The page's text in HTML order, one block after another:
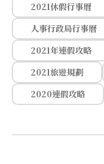
2021休假行事曆
人事行政局行事曆
2021年連假攻略
2021旅遊規劃
2020連假攻略